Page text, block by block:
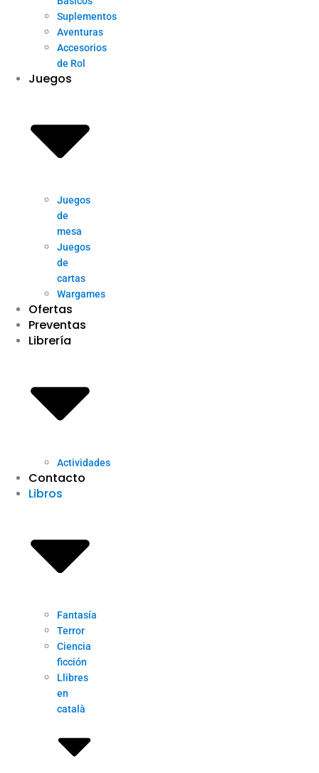
Suplementos
Aventuras
Accesorios
de Rol
Juegos
Juegos
de
mesa
Juegos
de
cartas
Wargames
Ofertas
Preventas
Librería
Actividades
Contacto
Libros
Fantasía
Terror
Ciencia
ficción
Llibres
en
català